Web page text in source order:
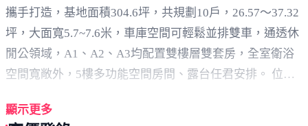
攜手打造，基地面積304.6坪，共規劃10戶，26.57～37.32
坪，大面寬5.7~7.6米，車庫空間可輕鬆並排雙車，通透休
閒公領域，A1、A2、A3均配置雙樓層雙套房，全室衛浴
空間寬敞外，5樓多功能空間房間、露台任君安排。 位處
愁；下一代教育提前部署，高雄高工、高雄科技大學近在
顯示更多